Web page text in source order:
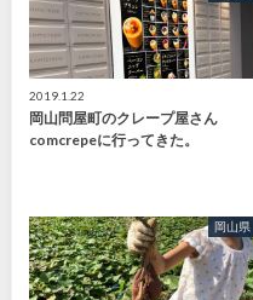
2019.1.22
岡山問屋町のクレープ屋さん
comcrepeに行ってきた。
岡山県